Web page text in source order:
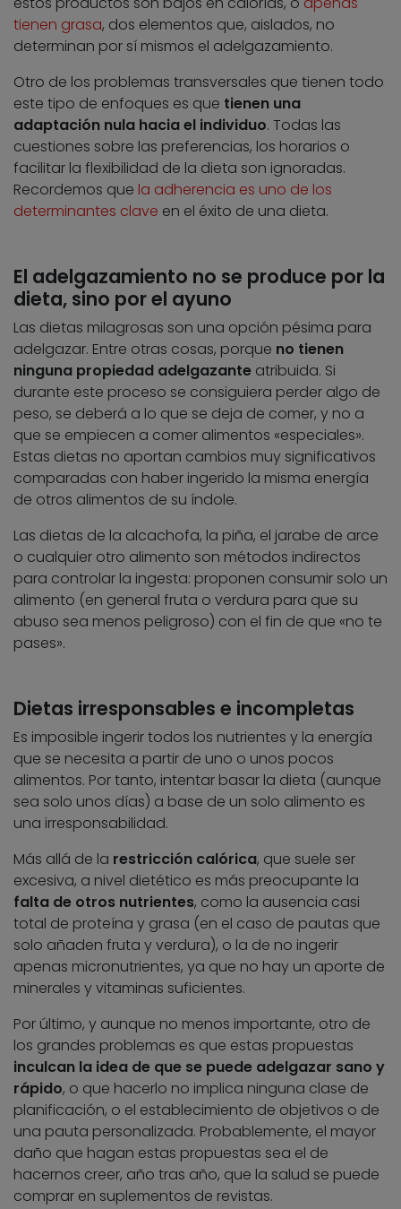
tienen grasa, dos elementos que, aislados, no
determinan por sí mismos el adelgazamiento.
Otro de los problemas transversales que tienen todo
este tipo de enfoques es que tienen una
adaptación nula hacia el individuo. Todas las
cuestiones sobre las preferencias, los horarios o
facilitar la flexibilidad de la dieta son ignoradas.
Recordemos que la adherencia es uno de los
determinantes clave en el éxito de una dieta.
El adelgazamiento no se produce por la
dieta, sino por el ayuno
Las dietas milagrosas son una opción pésima para
adelgazar. Entre otras cosas, porque no tienen
ninguna propiedad adelgazante atribuida. Si
durante este proceso se consiguiera perder algo de
peso, se deberá a lo que se deja de comer, y no a
que se empiecen a comer alimentos «especiales».
Estas dietas no aportan cambios muy significativos
comparadas con haber ingerido la misma energía
de otros alimentos de su índole.
Las dietas de la alcachofa, la piña, el jarabe de arce
o cualquier otro alimento son métodos indirectos
para controlar la ingesta: proponen consumir solo un
alimento (en general fruta o verdura para que su
abuso sea menos peligroso) con el fin de que «no te
pases».
Dietas irresponsables e incompletas
Es imposible ingerir todos los nutrientes y la energía
que se necesita a partir de uno o unos pocos
alimentos. Por tanto, intentar basar la dieta (aunque
sea solo unos días) a base de un solo alimento es
una irresponsabilidad.
Más allá de la restricción calórica, que suele ser
excesiva, a nivel dietético es más preocupante la
falta de otros nutrientes, como la ausencia casi
total de proteína y grasa (en el caso de pautas que
solo añaden fruta y verdura), o la de no ingerir
apenas micronutrientes, ya que no hay un aporte de
minerales y vitaminas suficientes.
Por último, y aunque no menos importante, otro de
los grandes problemas es que estas propuestas
inculcan la idea de que se puede adelgazar sano y
rápido, o que hacerlo no implica ninguna clase de
planificación, o el establecimiento de objetivos o de
una pauta personalizada. Probablemente, el mayor
daño que hagan estas propuestas sea el de
hacernos creer, año tras año, que la salud se puede
comprar en suplementos de revistas.